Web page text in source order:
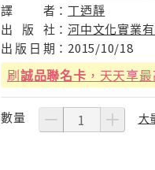
譯
者： 丁迺靜
出
版 社：河中文化實業
出 版 日 期： 2015/10/18
刷誠品聯名卡 ，天天享
數量 大